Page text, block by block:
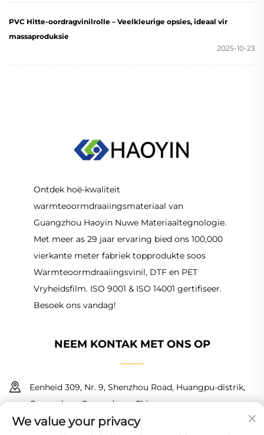
PVC Hitte-oordragvinilrolle – Veelkleurige opsies, ideaal vir
massaproduksie
2025-10-23
Ontdek hoë-kwaliteit
warmteoormdraaiingsmateriaal van
Guangzhou Haoyin Nuwe Materiaaltegnologie.
Met meer as 29 jaar ervaring bied ons 100,000
vierkante meter fabriek topprodukte soos
Warmteoormdraaiingsvinil, DTF en PET
Vryheidsfilm. ISO 9001 & ISO 14001 gertifiseer.
Besoek ons vandag!
NEEM KONTAK MET ONS OP
Eenheid 309, Nr. 9, Shenzhou Road, Huangpu-distrik,
Guangzhou, Guangdong, China
+86 18150601728
We value your privacy